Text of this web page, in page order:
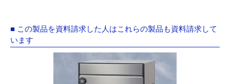
■ この製品を資料請求した人はこれらの製品も資料請求して
います